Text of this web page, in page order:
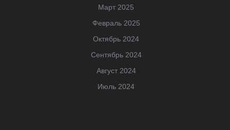
Март 2025
Февраль 2025
Октябрь 2024
Сентябрь 2024
Август 2024
Июль 2024